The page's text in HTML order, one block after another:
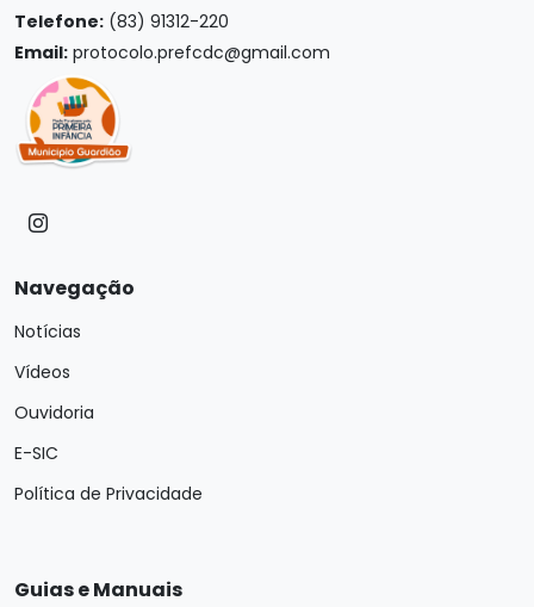
Telefone: (83) 91312-220
Email: protocolo.prefcdc@gmail.com
Navegação
Notícias
Vídeos
Ouvidoria
E-SIC
Política de Privacidade
Guias e Manuais